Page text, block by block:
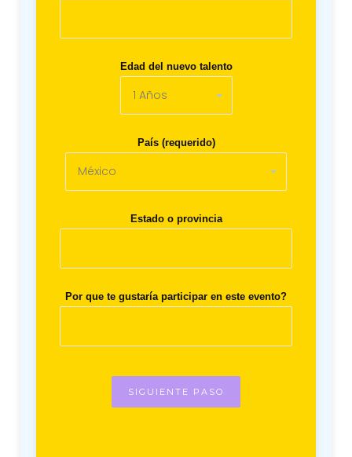
Edad del nuevo talento
País (requerido)
Estado o provincia
Por que te gustaría participar en este evento?